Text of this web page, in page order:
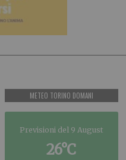
METEO TORINO DOMANI
Previsioni del 9 August
26°C